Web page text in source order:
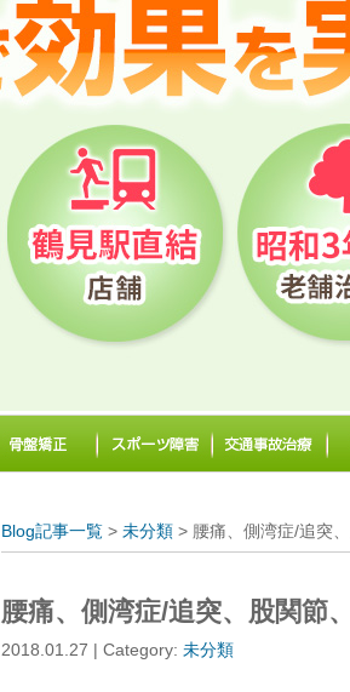
Blog記事一覧 > 未分類 > 腰痛、側湾症/追突
腰痛、側湾症/追突、股関節
2018.01.27 | Category: 未分類